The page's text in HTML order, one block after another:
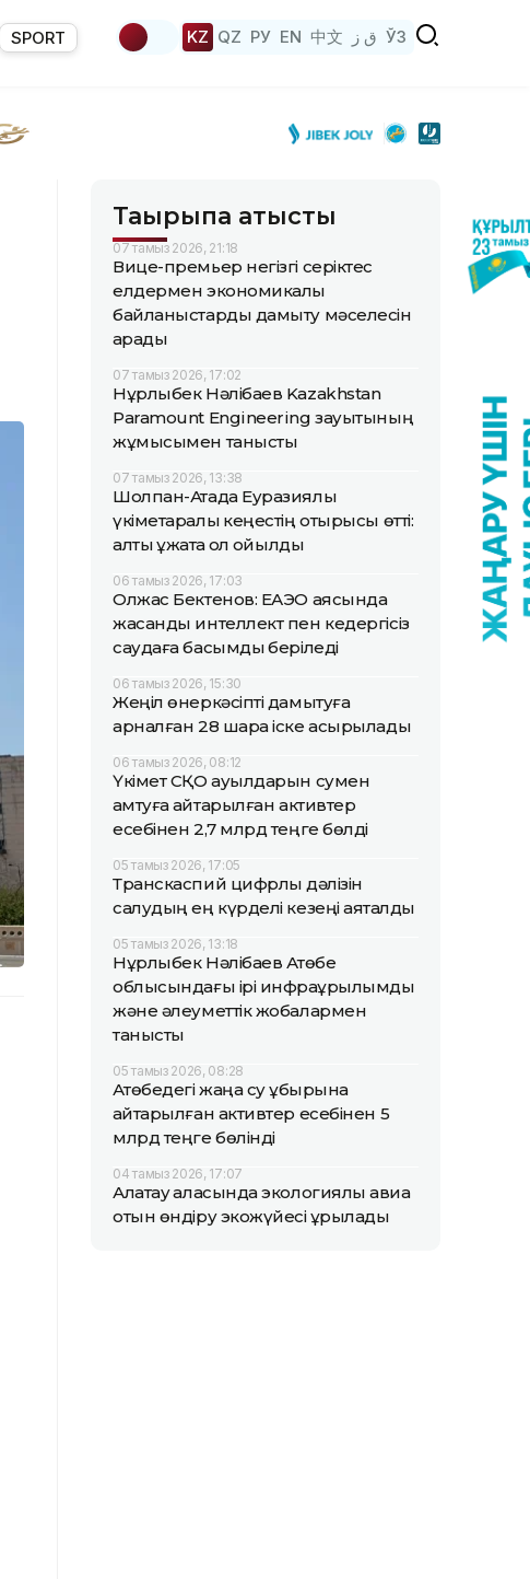
SPORT KZ QZ РУ EN 中文 ق ز ЎЗ
Тақырыпқа қатысты
07 тамыз 2026, 21:18
Вице-премьер негізгі серіктес
елдермен экономикалық
байланыстарды дамыту мәселесін
қарады
07 тамыз 2026, 17:02
Нұрлыбек Нәлібаев Kazakhstan
Paramount Engineering зауытының
жұмысымен танысты
07 тамыз 2026, 13:38
Шолпан-Атада Еуразиялық
үкіметаралық кеңестің отырысы өтті:
алты құжатқа қол қойылды
06 тамыз 2026, 17:03
Олжас Бектенов: ЕАЭО аясында
жасанды интеллект пен кедергісіз
саудаға басымдық беріледі
06 тамыз 2026, 15:30
Жеңіл өнеркәсіпті дамытуға
арналған 28 шара іске асырылады
06 тамыз 2026, 08:12
Үкімет СҚО ауылдарын сумен
қамтуға қайтарылған активтер
есебінен 2,7 млрд теңге бөлді
05 тамыз 2026, 17:05
Транскаспий цифрлық дәлізін
салудың ең күрделі кезеңі аяқталды
05 тамыз 2026, 13:18
Нұрлыбек Нәлібаев Ақтөбе
облысындағы ірі инфрақұрылымдық
және әлеуметтік жобалармен
танысты
05 тамыз 2026, 08:28
Ақтөбедегі жаңа су құбырына
қайтарылған активтер есебінен 5
млрд теңге бөлінді
04 тамыз 2026, 17:07
Алатау қаласында экологиялық авиа
отын өндіру экожүйесі құрылады